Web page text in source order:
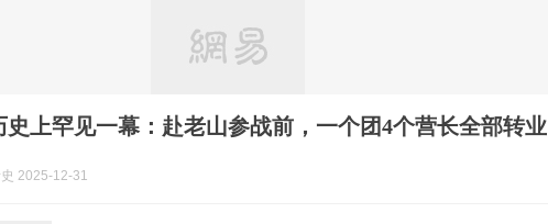
史上罕见一幕：赴老山参战前，一个团4个营长全部转业
2025-12-31